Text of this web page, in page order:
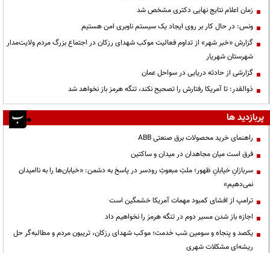
زمان اعلام نتایج نهایی دکتری مشخص شد
ونس: در حال کار بر روی ایجاد یک سیستم ناوبری امن هستیم
گزارش «خبر شهر» از تداوم فعالیت موکب شهدای رزکان در اجتماع بزرگ مردم ولایت‌مدار
شهرستان شهریار
گزارشی از حادثه دریایی در سواحل عمان
ذوالقدر: تا آمریکا رفتارش را تصحیح نکند، تنگه هرمز باز نخواهد شد
پربازدید ها
راهنمای خرید محصولات برق صنعتی ABB
فرق است میان مجاهدان در میدان و ساکتین
سربازانِ خیابانِ ظهور؛ ملتِ مبعوثِ رودسر در پاسخ به دشمن: «خیابان‌ها را به ناامیدان
نمی‌دهیم»
ترامپ از افشای کمبود مهمات آمریکا خشمگین است
اجازه باز شدن مسیر دوم در تنگه هرمز را نخواهیم داد
یکصد و پنجاه و سومین شب خدمت؛ موکب شهدای رزکان، تریبون مردم و مطالبه‌گر حل
ریشه‌ای مشکلات شهری